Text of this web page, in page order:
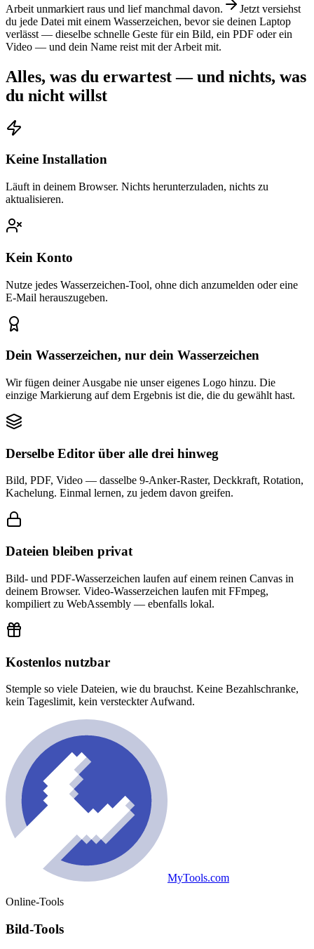
Arbeit unmarkiert raus und lief manchmal davon.
Jetzt versiehst
du jede Datei mit einem Wasserzeichen, bevor sie deinen Laptop
verlässt — dieselbe schnelle Geste für ein Bild, ein PDF oder ein
Video — und dein Name reist mit der Arbeit mit.
Alles, was du erwartest — und nichts, was
du nicht willst
Keine Installation
Läuft in deinem Browser. Nichts herunterzuladen, nichts zu
aktualisieren.
Kein Konto
Nutze jedes Wasserzeichen-Tool, ohne dich anzumelden oder eine
E-Mail herauszugeben.
Dein Wasserzeichen, nur dein Wasserzeichen
Wir fügen deiner Ausgabe nie unser eigenes Logo hinzu. Die
einzige Markierung auf dem Ergebnis ist die, die du gewählt hast.
Derselbe Editor über alle drei hinweg
Bild, PDF, Video — dasselbe 9-Anker-Raster, Deckkraft, Rotation,
Kachelung. Einmal lernen, zu jedem davon greifen.
Dateien bleiben privat
Bild- und PDF-Wasserzeichen laufen auf einem reinen Canvas in
deinem Browser. Video-Wasserzeichen laufen mit FFmpeg,
kompiliert zu WebAssembly — ebenfalls lokal.
Kostenlos nutzbar
Stemple so viele Dateien, wie du brauchst. Keine Bezahlschranke,
kein Tageslimit, kein versteckter Aufwand.
MyTools.com
Online-Tools
Bild-Tools